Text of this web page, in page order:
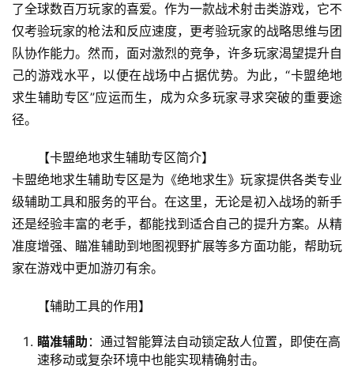
了全球数百万玩家的喜爱。作为一款战术射击类游戏，它不
仅考验玩家的枪法和反应速度，更考验玩家的战略思维与团
队协作能力。然而，面对激烈的竞争，许多玩家渴望提升自
己的游戏水平，以便在战场中占据优势。为此，“卡盟绝地
求生辅助专区”应运而生，成为众多玩家寻求突破的重要途
径。
【卡盟绝地求生辅助专区简介】
卡盟绝地求生辅助专区是为《绝地求生》玩家提供各类专业
级辅助工具和服务的平台。在这里，无论是初入战场的新手
还是经验丰富的老手，都能找到适合自己的提升方案。从精
准度增强、瞄准辅助到地图视野扩展等多方面功能，帮助玩
家在游戏中更加游刃有余。
【辅助工具的作用】
瞄准辅助 ：通过智能算法自动锁定敌人位置，即使在高
速移动或复杂环境中也能实现精确射击。